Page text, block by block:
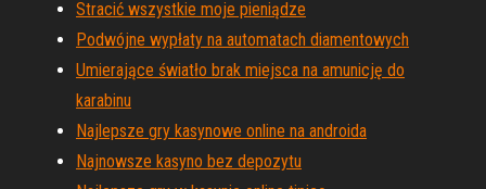
Stracić wszystkie moje pieniądze
Podwójne wypłaty na automatach diamentowych
Umierające światło brak miejsca na amunicję do
karabinu
Najlepsze gry kasynowe online na androida
Najnowsze kasyno bez depozytu